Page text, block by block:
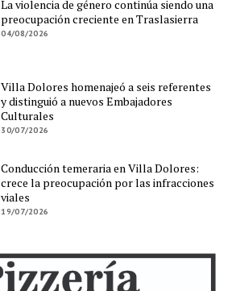
La violencia de género continúa siendo una
preocupación creciente en Traslasierra
04/08/2026
Villa Dolores homenajeó a seis referentes
y distinguió a nuevos Embajadores
Culturales
30/07/2026
Conducción temeraria en Villa Dolores:
crece la preocupación por las infracciones
viales
19/07/2026